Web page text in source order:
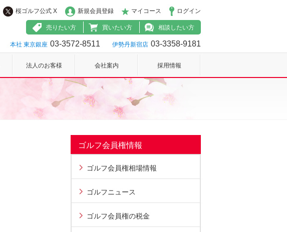
桜ゴルフ公式 X 新規会員登録 マイコース ログイン
売りたい方 買いたい方 相談したい方
本社 東京銀座 03-3572-8511 伊勢丹新宿店 03-3358-9181
法人のお客様 会社案内 採用情報
ゴルフ会員権情報
ゴルフ会員権相場情報
ゴルフニュース
ゴルフ会員権の税金